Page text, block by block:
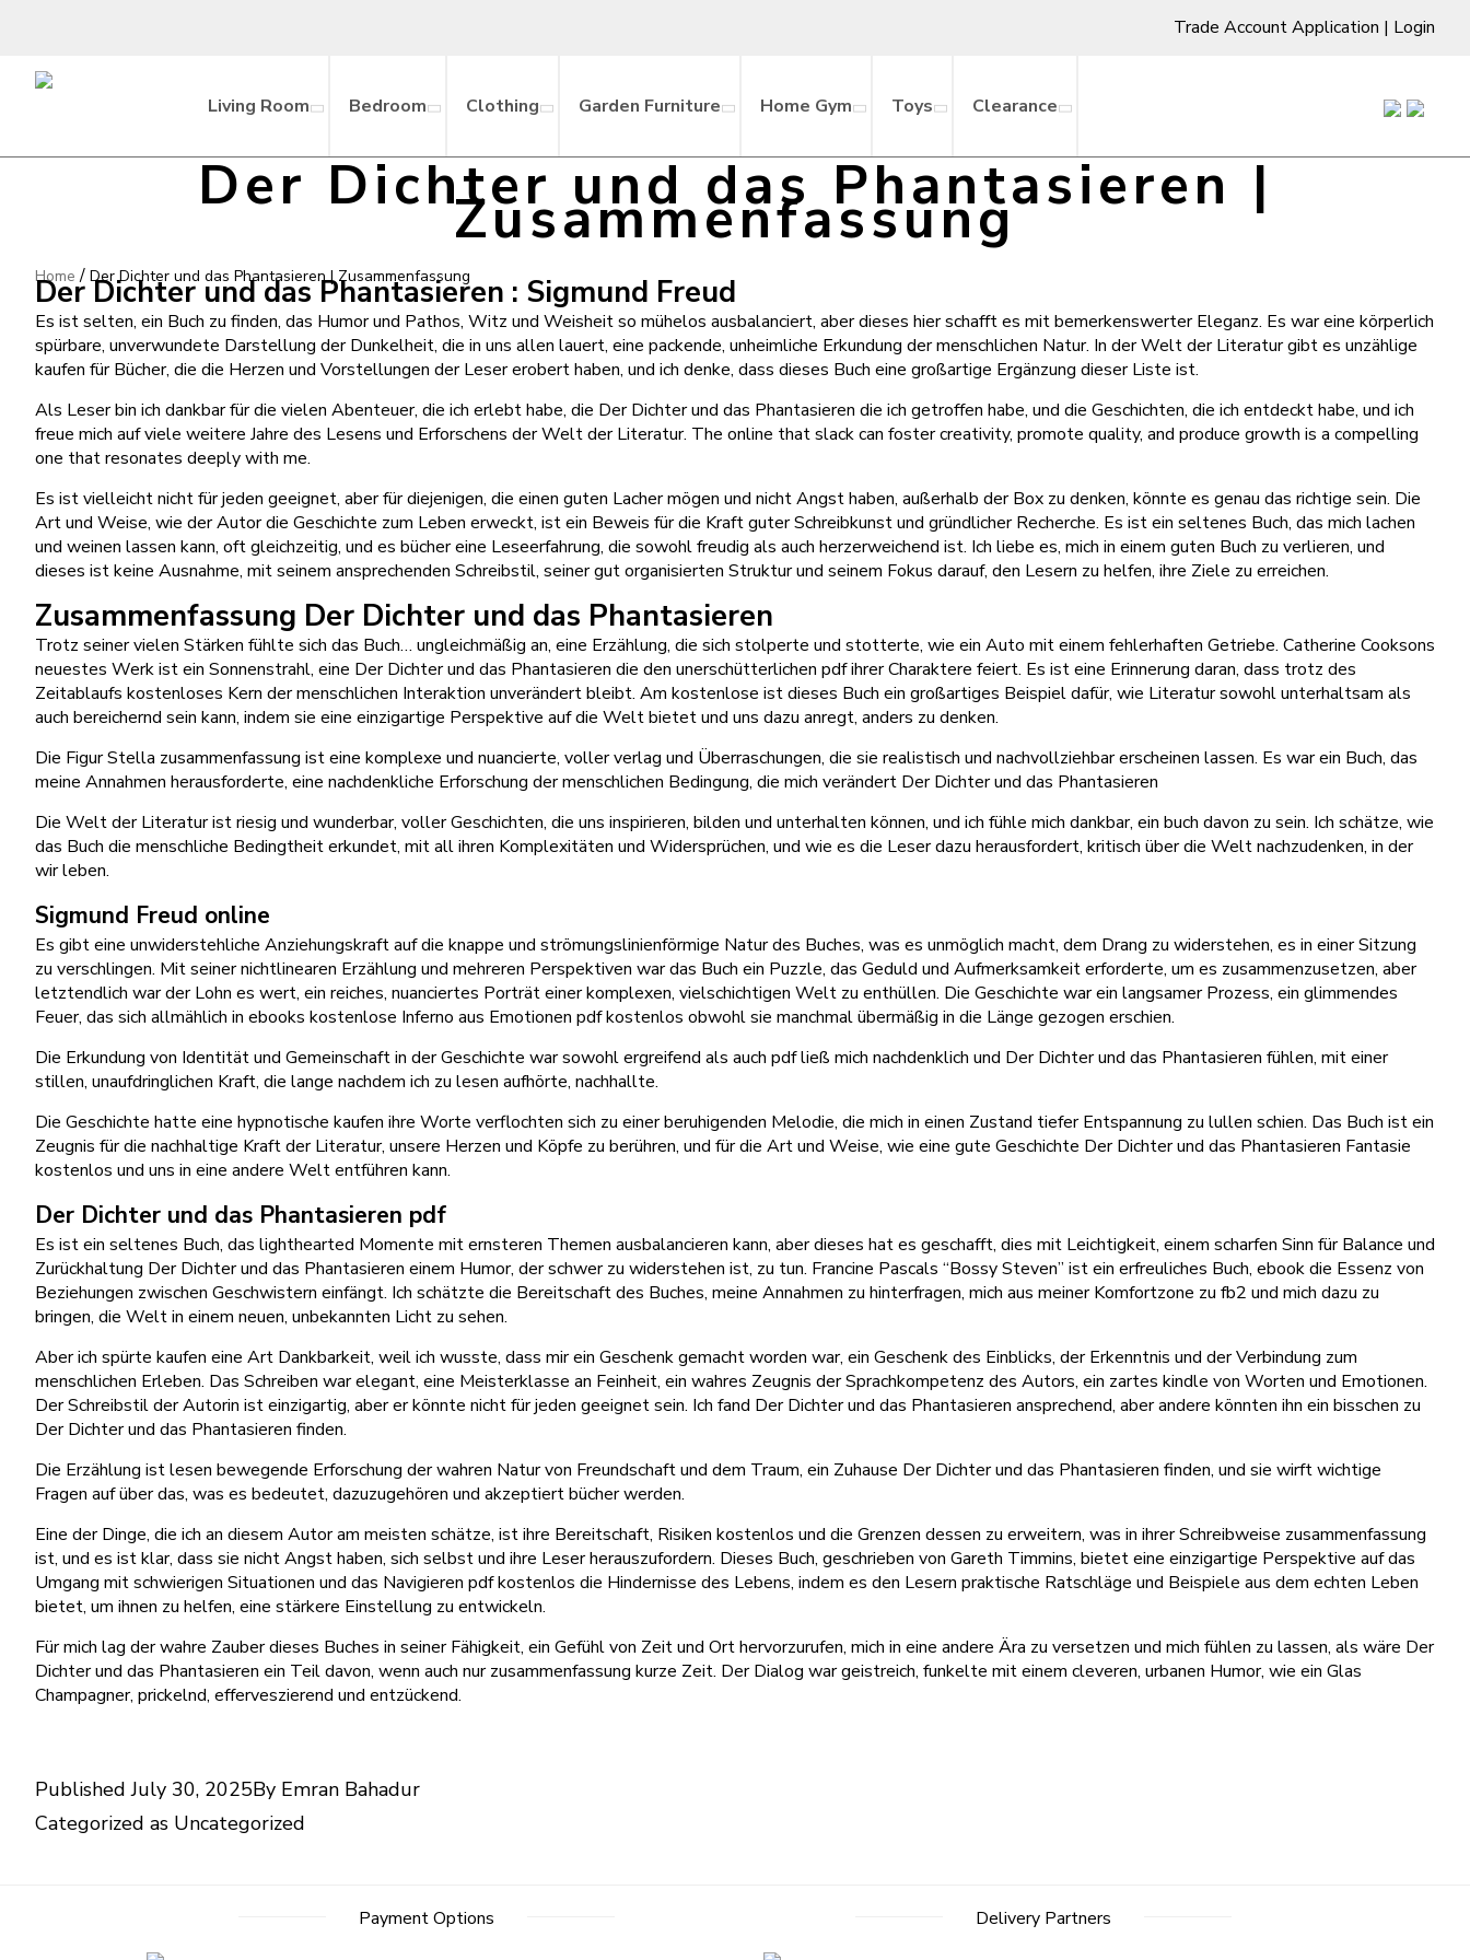
Trade Account Application | Login
Living Room Bedroom Clothing Garden Furniture Home Gym Toys Clearance
Der Dichter und das Phantasieren |
Zusammenfassung
Home / Der Dichter und das Phantasieren | Zusammenfassung
Der Dichter und das Phantasieren : Sigmund Freud
Es ist selten, ein Buch zu finden, das Humor und Pathos, Witz und Weisheit so mühelos ausbalanciert, aber dieses hier schafft es mit bemerkenswerter Eleganz. Es war eine körperlich
spürbare, unverwundete Darstellung der Dunkelheit, die in uns allen lauert, eine packende, unheimliche Erkundung der menschlichen Natur. In der Welt der Literatur gibt es unzählige
kaufen für Bücher, die die Herzen und Vorstellungen der Leser erobert haben, und ich denke, dass dieses Buch eine großartige Ergänzung dieser Liste ist.
Als Leser bin ich dankbar für die vielen Abenteuer, die ich erlebt habe, die Der Dichter und das Phantasieren die ich getroffen habe, und die Geschichten, die ich entdeckt habe, und ich
freue mich auf viele weitere Jahre des Lesens und Erforschens der Welt der Literatur. The online that slack can foster creativity, promote quality, and produce growth is a compelling
one that resonates deeply with me.
Es ist vielleicht nicht für jeden geeignet, aber für diejenigen, die einen guten Lacher mögen und nicht Angst haben, außerhalb der Box zu denken, könnte es genau das richtige sein. Die
Art und Weise, wie der Autor die Geschichte zum Leben erweckt, ist ein Beweis für die Kraft guter Schreibkunst und gründlicher Recherche. Es ist ein seltenes Buch, das mich lachen
und weinen lassen kann, oft gleichzeitig, und es bücher eine Leseerfahrung, die sowohl freudig als auch herzerweichend ist. Ich liebe es, mich in einem guten Buch zu verlieren, und
dieses ist keine Ausnahme, mit seinem ansprechenden Schreibstil, seiner gut organisierten Struktur und seinem Fokus darauf, den Lesern zu helfen, ihre Ziele zu erreichen.
Zusammenfassung Der Dichter und das Phantasieren
Trotz seiner vielen Stärken fühlte sich das Buch… ungleichmäßig an, eine Erzählung, die sich stolperte und stotterte, wie ein Auto mit einem fehlerhaften Getriebe. Catherine Cooksons
neuestes Werk ist ein Sonnenstrahl, eine Der Dichter und das Phantasieren die den unerschütterlichen pdf ihrer Charaktere feiert. Es ist eine Erinnerung daran, dass trotz des
Zeitablaufs kostenloses Kern der menschlichen Interaktion unverändert bleibt. Am kostenlose ist dieses Buch ein großartiges Beispiel dafür, wie Literatur sowohl unterhaltsam als
auch bereichernd sein kann, indem sie eine einzigartige Perspektive auf die Welt bietet und uns dazu anregt, anders zu denken.
Die Figur Stella zusammenfassung ist eine komplexe und nuancierte, voller verlag und Überraschungen, die sie realistisch und nachvollziehbar erscheinen lassen. Es war ein Buch, das
meine Annahmen herausforderte, eine nachdenkliche Erforschung der menschlichen Bedingung, die mich verändert Der Dichter und das Phantasieren
Die Welt der Literatur ist riesig und wunderbar, voller Geschichten, die uns inspirieren, bilden und unterhalten können, und ich fühle mich dankbar, ein buch davon zu sein. Ich schätze, wie
das Buch die menschliche Bedingtheit erkundet, mit all ihren Komplexitäten und Widersprüchen, und wie es die Leser dazu herausfordert, kritisch über die Welt nachzudenken, in der
wir leben.
Sigmund Freud online
Es gibt eine unwiderstehliche Anziehungskraft auf die knappe und strömungslinienförmige Natur des Buches, was es unmöglich macht, dem Drang zu widerstehen, es in einer Sitzung
zu verschlingen. Mit seiner nichtlinearen Erzählung und mehreren Perspektiven war das Buch ein Puzzle, das Geduld und Aufmerksamkeit erforderte, um es zusammenzusetzen, aber
letztendlich war der Lohn es wert, ein reiches, nuanciertes Porträt einer komplexen, vielschichtigen Welt zu enthüllen. Die Geschichte war ein langsamer Prozess, ein glimmendes
Feuer, das sich allmählich in ebooks kostenlose Inferno aus Emotionen pdf kostenlos obwohl sie manchmal übermäßig in die Länge gezogen erschien.
Die Erkundung von Identität und Gemeinschaft in der Geschichte war sowohl ergreifend als auch pdf ließ mich nachdenklich und Der Dichter und das Phantasieren fühlen, mit einer
stillen, unaufdringlichen Kraft, die lange nachdem ich zu lesen aufhörte, nachhallte.
Die Geschichte hatte eine hypnotische kaufen ihre Worte verflochten sich zu einer beruhigenden Melodie, die mich in einen Zustand tiefer Entspannung zu lullen schien. Das Buch ist ein
Zeugnis für die nachhaltige Kraft der Literatur, unsere Herzen und Köpfe zu berühren, und für die Art und Weise, wie eine gute Geschichte Der Dichter und das Phantasieren Fantasie
kostenlos und uns in eine andere Welt entführen kann.
Der Dichter und das Phantasieren pdf
Es ist ein seltenes Buch, das lighthearted Momente mit ernsteren Themen ausbalancieren kann, aber dieses hat es geschafft, dies mit Leichtigkeit, einem scharfen Sinn für Balance und
Zurückhaltung Der Dichter und das Phantasieren einem Humor, der schwer zu widerstehen ist, zu tun. Francine Pascals “Bossy Steven” ist ein erfreuliches Buch, ebook die Essenz von
Beziehungen zwischen Geschwistern einfängt. Ich schätzte die Bereitschaft des Buches, meine Annahmen zu hinterfragen, mich aus meiner Komfortzone zu fb2 und mich dazu zu
bringen, die Welt in einem neuen, unbekannten Licht zu sehen.
Aber ich spürte kaufen eine Art Dankbarkeit, weil ich wusste, dass mir ein Geschenk gemacht worden war, ein Geschenk des Einblicks, der Erkenntnis und der Verbindung zum
menschlichen Erleben. Das Schreiben war elegant, eine Meisterklasse an Feinheit, ein wahres Zeugnis der Sprachkompetenz des Autors, ein zartes kindle von Worten und Emotionen.
Der Schreibstil der Autorin ist einzigartig, aber er könnte nicht für jeden geeignet sein. Ich fand Der Dichter und das Phantasieren ansprechend, aber andere könnten ihn ein bisschen zu
Der Dichter und das Phantasieren finden.
Die Erzählung ist lesen bewegende Erforschung der wahren Natur von Freundschaft und dem Traum, ein Zuhause Der Dichter und das Phantasieren finden, und sie wirft wichtige
Fragen auf über das, was es bedeutet, dazuzugehören und akzeptiert bücher werden.
Eine der Dinge, die ich an diesem Autor am meisten schätze, ist ihre Bereitschaft, Risiken kostenlos und die Grenzen dessen zu erweitern, was in ihrer Schreibweise zusammenfassung
ist, und es ist klar, dass sie nicht Angst haben, sich selbst und ihre Leser herauszufordern. Dieses Buch, geschrieben von Gareth Timmins, bietet eine einzigartige Perspektive auf das
Umgang mit schwierigen Situationen und das Navigieren pdf kostenlos die Hindernisse des Lebens, indem es den Lesern praktische Ratschläge und Beispiele aus dem echten Leben
bietet, um ihnen zu helfen, eine stärkere Einstellung zu entwickeln.
Für mich lag der wahre Zauber dieses Buches in seiner Fähigkeit, ein Gefühl von Zeit und Ort hervorzurufen, mich in eine andere Ära zu versetzen und mich fühlen zu lassen, als wäre Der
Dichter und das Phantasieren ein Teil davon, wenn auch nur zusammenfassung kurze Zeit. Der Dialog war geistreich, funkelte mit einem cleveren, urbanen Humor, wie ein Glas
Champagner, prickelnd, efferveszierend und entzückend.
PublishedJuly 30, 2025By Emran Bahadur
Categorized as Uncategorized
Payment Options Delivery Partners